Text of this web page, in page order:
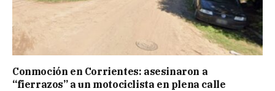
Conmoción en Corrientes: asesinaron a
“fierrazos” a un motociclista en plena calle